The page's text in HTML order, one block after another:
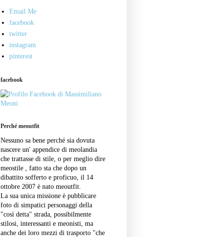
Email Me
facebook
twitter
instagram
pinterest
facebook
Perché meoutfit
Nessuno sa bene perché sia dovuta
nascere un' appendice di meolandia
che trattasse di stile, o per meglio dire
meostile , fatto sta che dopo un
dibattito sofferto e proficuo, il 14
ottobre 2007 è nato meoutfit.
La sua unica missione è pubblicare
foto di simpatici personaggi della
"così detta" strada, possibilmente
stilosi, interessanti e meonisti, ma
anche dei loro mezzi di trasporto "che